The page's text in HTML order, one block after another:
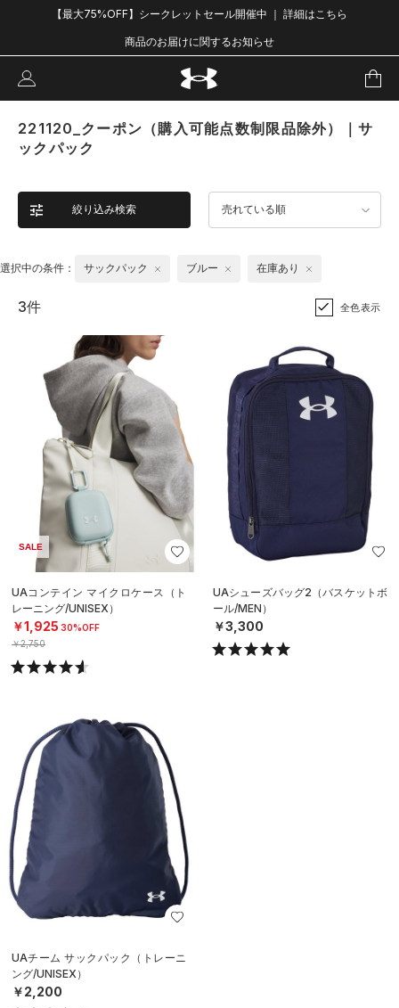
【最大75%OFF】シークレットセール開催中 ｜ 詳細はこちら
商品のお届けに関するお知らせ
221120_クーポン（購入可能点数制限品除外）｜サ
ックパック
絞り込み検索 売れている順
選択中の条件： サックパック ブルー 在庫あり
3件 全色表示
SALE
UAコンテイン マイクロケース（ト
レーニング/UNISEX）
￥1,925 30%OFF
￥2,750
UAシューズバッグ2（バスケットボ
ール/MEN）
￥3,300
UAチーム サックパック（トレーニ
ング/UNISEX）
￥2,200